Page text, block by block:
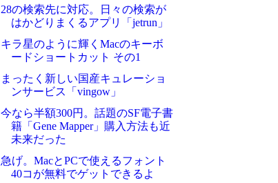
28の検索先に対応。日々の検索が
はかどりまくるアプリ「jetrun」
キラ星のように輝くMacのキーボ
ードショートカット その1
まったく新しい国産キュレーショ
ンサービス「vingow」
今なら半額300円。話題のSF電子書
籍「Gene Mapper」購入方法も近
未来だった
急げ。MacとPCで使えるフォント
40コが無料でゲットできるよ